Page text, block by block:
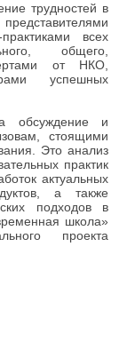
трудностей в
всех
общего,
от НКО,
успешных
обсуждение и
стоящими
Это анализ
практик
актуальных
а также
подходов в
школа»
проекта